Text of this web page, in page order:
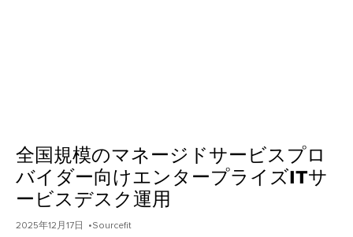
全国規模のマネージドサービスプロ
バイダー向けエンタープライズITサ
ービスデスク運用
2025年12月17日 •Sourcefit